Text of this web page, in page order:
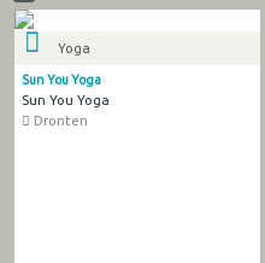
Yoga
Sun You Yoga
Sun You Yoga
Dronten